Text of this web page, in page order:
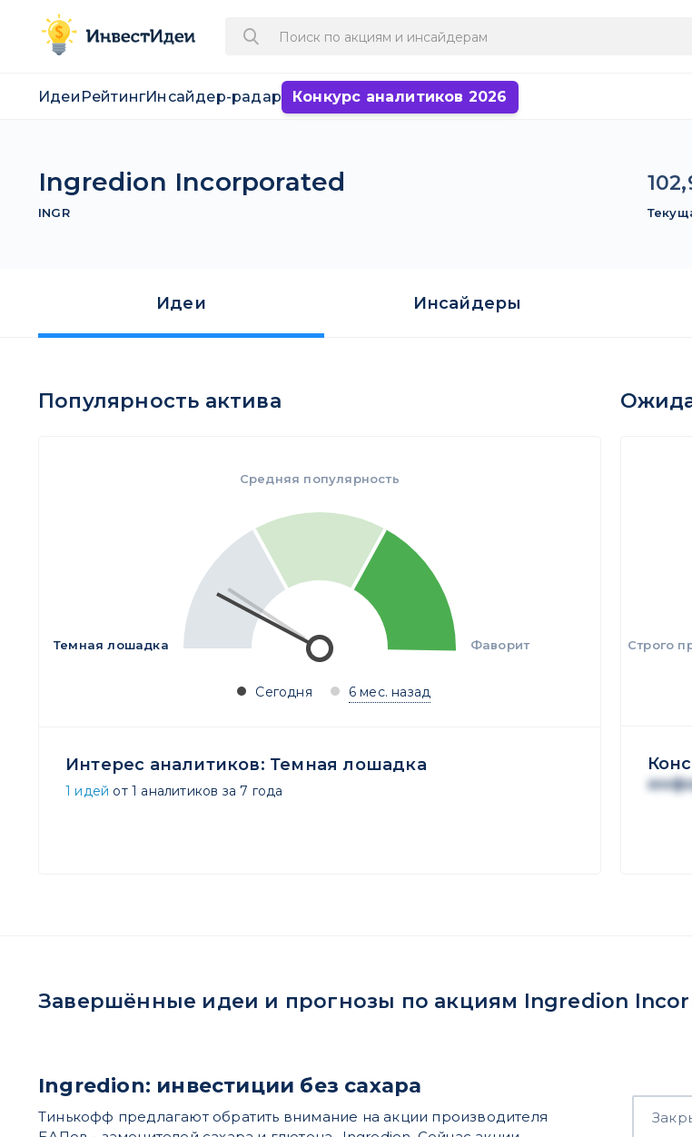
Идеи РейтингИнсайдер-радар Конкурс аналитиков 2026
Ingredion Incorporated
INGR
Идеи Инсайдеры
Популярность актива
Темная лошадка Фаворит
Средняя популярность
Сегодня 6 мес. назад
Интерес аналитиков: Темная лошадка
1 идей от 1 аналитиков за 7 года
Строго
Завершённые идеи и прогнозы по акциям Ingredion
Ingredion: инвестиции без сахара
Тинькофф предлагают обратить внимание на акции производителя